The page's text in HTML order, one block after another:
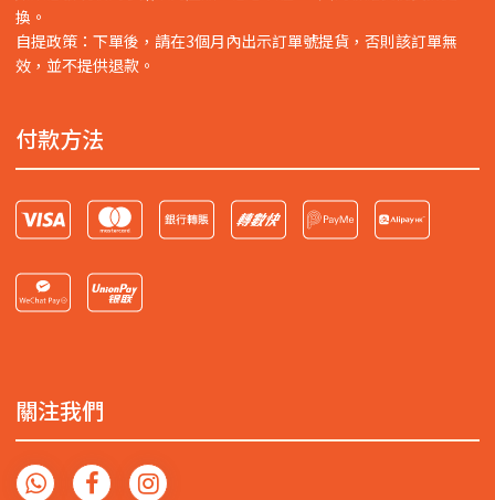
換。
自提政策：下單後，請在3個月內出示訂單號提貨，否則該訂單無
效，並不提供退款。
付款方法
關注我們